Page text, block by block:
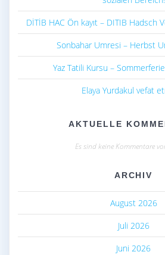
DİTİB HAC Ön kayıt – DITIB Hadsch
Sonbahar Umresi – Herbst
Yaz Tatili Kursu –
Elaya Yurdakul vefat
AKTUELLE
Es sind keine Kommentare
ARCHIV
August 2026
Juli 2026
Juni 2026